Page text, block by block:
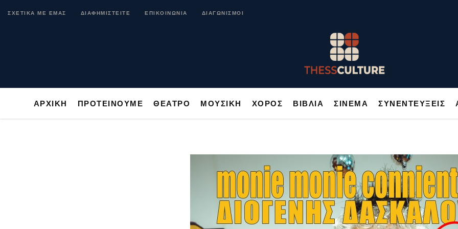
ΣΧΕΤΙΚΑ ΜΕ ΕΜΑΣ ΔΙΑΦΗΜΙΣΤΕΙΤΕ ΕΠΙΚΟΙΝΩΝΙΑ ΔΙΑΓΩΝΙΣΜΟΙ
ΑΡΧΙΚΗ ΠΡΟΤΕΙΝΟΥΜΕ ΘΕΑΤΡΟ ΜΟΥΣΙΚΗ ΧΟΡΟΣ ΒΙΒΛΙΑ ΣΙΝΕΜΑ ΣΥΝΕΝΤΕΥΞΕΙΣ
ΑΡΧΙΚΗ ΠΡΟΤΕΙΝΟΥΜΕ ΘΕΑΤΡΟ ΜΟΥΣΙΚΗ